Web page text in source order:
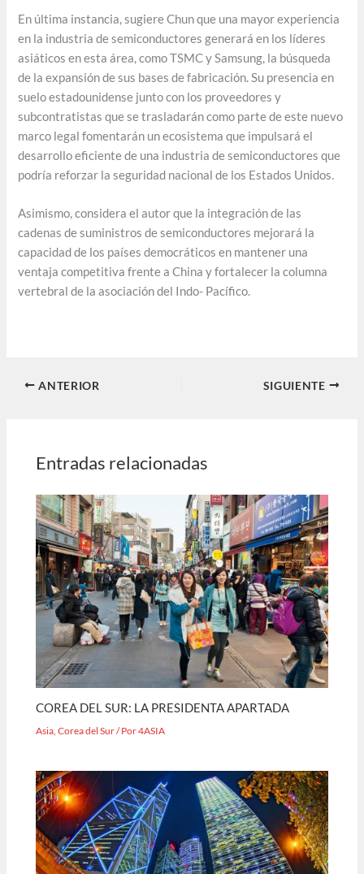
En última instancia, sugiere Chun que una mayor experiencia
en la industria de semiconductores generará en los líderes
asiáticos en esta área, como TSMC y Samsung, la búsqueda
de la expansión de sus bases de fabricación. Su presencia en
suelo estadounidense junto con los proveedores y
subcontratistas que se trasladarán como parte de este nuevo
marco legal fomentarán un ecosistema que impulsará el
desarrollo eficiente de una industria de semiconductores que
podría reforzar la seguridad nacional de los Estados Unidos.
Asimismo, considera el autor que la integración de las
cadenas de suministros de semiconductores mejorará la
capacidad de los países democráticos en mantener una
ventaja competitiva frente a China y fortalecer la columna
vertebral de la asociación del Indo- Pacífico.
ANTERIOR SIGUIENTE
Entradas relacionadas
COREA DEL SUR: LA PRESIDENTA APARTADA
Asia,Corea del Sur/ Por4ASIA